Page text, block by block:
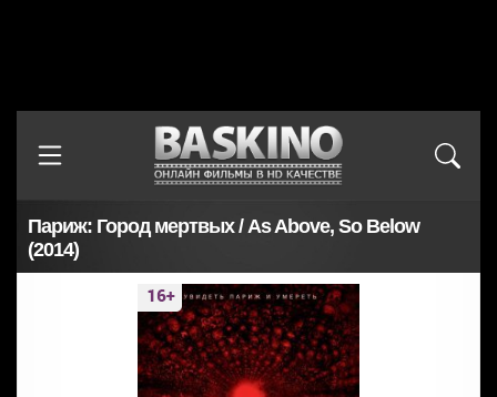
Париж: Город мертвых / As Above, So Below
(2014)